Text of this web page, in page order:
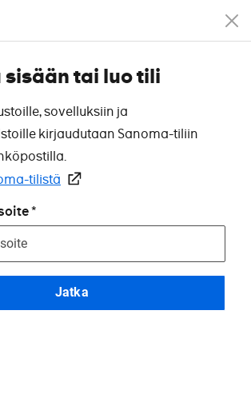
tai luo tili
sovelluksiin ja
kirjaudutaan Sanoma-tiliin
tilistä
Jatka